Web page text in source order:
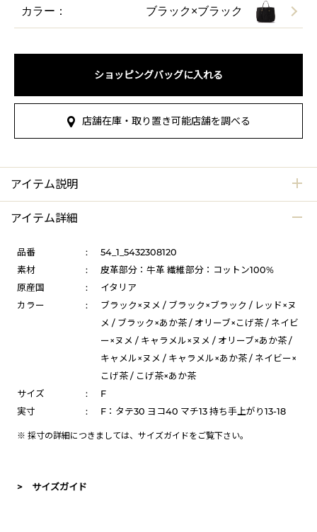
カラー： ブラック×ブラック
ショッピングバッグに入れる
店舗在庫・取り置き可能店舗を調べる
アイテム説明
アイテム詳細
品番 :
54_1_5432308120
素材
:
皮革部分：牛革 繊維部分：コットン100%
原産国
:
イタリア
カラー
:
ブラック×ヌメ / ブラック×ブラック / レッド×ヌ
メ / ブラック×あか茶 / オリーブ×こげ茶 / ネイビ
ー×ヌメ / キャラメル×ヌメ / オリーブ×あか茶 /
キャメル×ヌメ / キャラメル×あか茶 / ネイビー×
こげ茶 / こげ茶×あか茶
サイズ
:
F
実寸
: F：タテ30 ヨコ40 マチ13 持ち手上がり13-18
※ 採寸の詳細につきましては、 サイズガイドをご覧下さい。
> サイズガイド